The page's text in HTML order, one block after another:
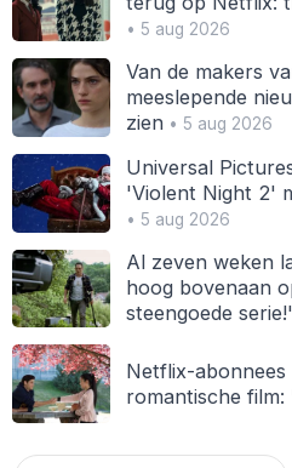
• 5 aug 2026
Van de makers
meeslepende
zien• 5 aug 2026
Universal
'Violent Night 2'
• 5 aug 2026
Al zeven weken
hoog bovenaan
steengoede serie!'
Netflix-
romantische